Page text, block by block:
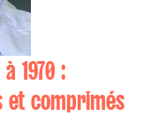
1970 :
et comprimés